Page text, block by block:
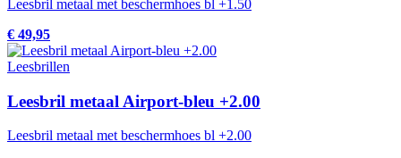
Leesbril metaal met beschermhoes bl +1.50
€ 49,95
Leesbrillen
Leesbril metaal Airport-bleu +2.00
Leesbril metaal met beschermhoes bl +2.00